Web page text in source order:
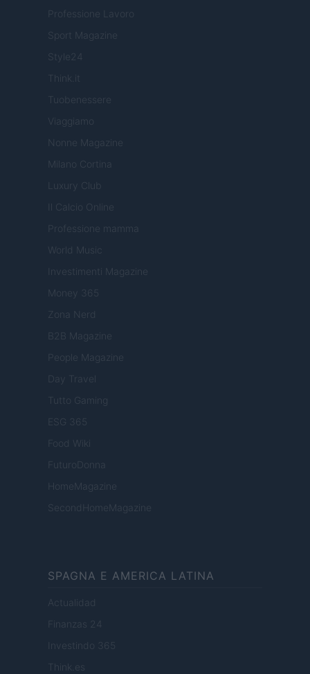
Professione Lavoro
Sport Magazine
Style24
Think.it
Tuobenessere
Viaggiamo
Nonne Magazine
Milano Cortina
Luxury Club
Il Calcio Online
Professione mamma
World Music
Investimenti Magazine
Money 365
Zona Nerd
B2B Magazine
People Magazine
Day Travel
Tutto Gaming
ESG 365
Food Wiki
FuturoDonna
HomeMagazine
SecondHomeMagazine
SPAGNA E AMERICA LATINA
Actualidad
Finanzas 24
Investindo 365
Think.es